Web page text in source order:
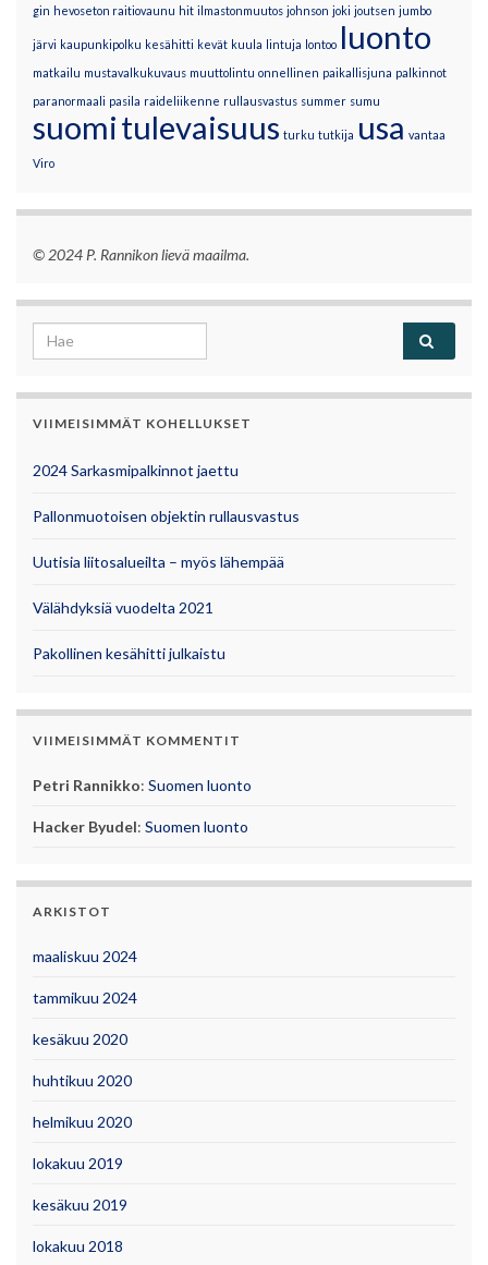
gin hevoseton raitiovaunu hit ilmastonmuutos johnson joki joutsen jumbo
järvi kaupunkipolku kesähitti kevät kuula lintuja lontoo luonto
matkailu mustavalkukuvaus muuttolintu onnellinen paikallisjuna palkinnot
paranormaali pasila raideliikenne rullausvastus summer sumu
suomitulevaisuus turku tutkija usa vantaa
Viro
© 2024 P. Rannikon lievä maailma.
Search for:
VIIMEISIMMÄT KOHELLUKSET
2024 Sarkasmipalkinnot jaettu
Pallonmuotoisen objektin rullausvastus
Uutisia liitosalueilta – myös lähempää
Välähdyksiä vuodelta 2021
Pakollinen kesähitti julkaistu
VIIMEISIMMÄT KOMMENTIT
Petri Rannikko: Suomen luonto
Hacker Byudel: Suomen luonto
ARKISTOT
maaliskuu 2024
tammikuu 2024
kesäkuu 2020
huhtikuu 2020
helmikuu 2020
lokakuu 2019
kesäkuu 2019
lokakuu 2018